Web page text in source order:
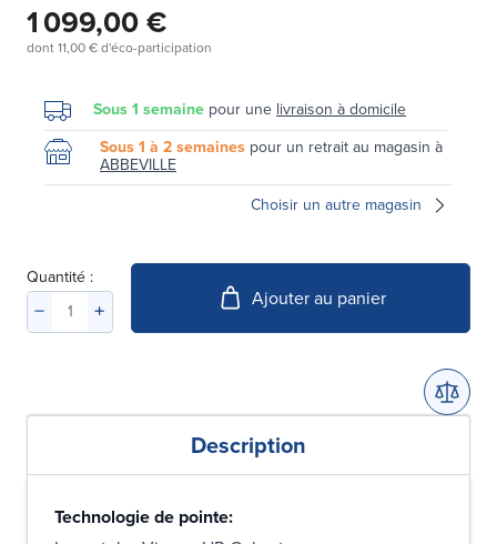
1 099,00 €
dont11,00 €d'éco-participation
Sous 1 semaine pour unelivraison à domicile
Sous 1 à 2 semaines pour un retrait au magasin à
ABBEVILLE
Choisir un autre magasin
Quantité :
Ajouter au panier
Description
Technologie de pointe: